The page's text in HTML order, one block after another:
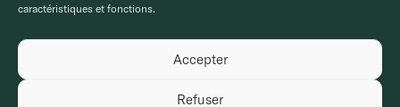
caractéristiques et fonctions.
Accepter
Refuser
© MCG Groupe Conseils, 2026. Tous droits réservés.